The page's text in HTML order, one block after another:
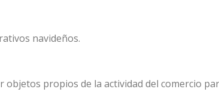
navideños.
objetos propios de la actividad del comercio